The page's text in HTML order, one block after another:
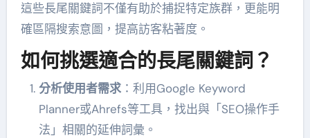
這些長尾關鍵詞不僅有助於捕捉特定族群，更能明
確區隔搜索意圖，提高訪客粘著度。
如何挑選適合的長尾關鍵詞？
分析使用者需求：利用Google Keyword
Planner或Ahrefs等工具，找出與「SEO操作手
法」相關的延伸詞彙。